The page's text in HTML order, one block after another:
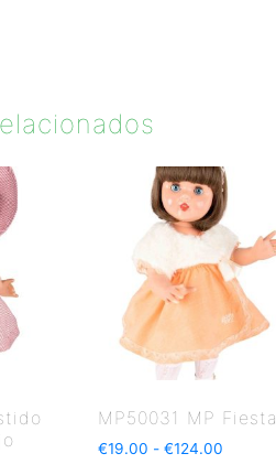
MP50031 MP Fiesta
€19.00 - €124.00